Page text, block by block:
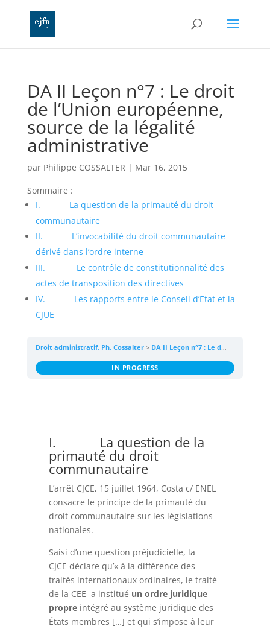
DA II Leçon n°7 : Le droit
de l’Union européenne,
source de la légalité
administrative
par Philippe COSSALTER | Mar 16, 2015
Sommaire :
I. La question de la primauté du droit
communautaire
II. L’invocabilité du droit communautaire
dérivé dans l’ordre interne
III. Le contrôle de constitutionnalité des
actes de transposition des directives
IV. Les rapports entre le Conseil d’Etat et la
CJUE
Droit administratif. Ph. Cossalter DA II Leçon n°7 : Le droit de l’Union européenne, source de la légalité administrative
IN PROGRESS
I. La question de la
primauté du droit
communautaire
L’arrêt CJCE, 15 juillet 1964, Costa c/ ENEL
consacre le principe de la primauté du
droit communautaire sur les législations
nationales.
Saisi d’une question préjudicielle, la
CJCE déclare qu’« à la différence des
traités internationaux ordinaires, le traité
de la CEE a institué un ordre juridique
propreintégré au système juridique des
États membres […] et qui s’impose à leur